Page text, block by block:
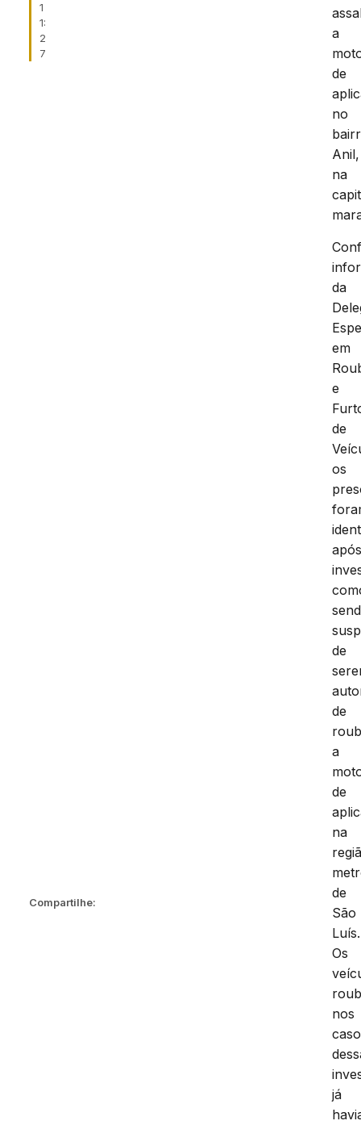
1
1:
2
7
Compartilhe:
a
de
no
Anil,
na
da
em
e
de
os
de
de
a
de
na
de
São
Luís.
Os
nos
já